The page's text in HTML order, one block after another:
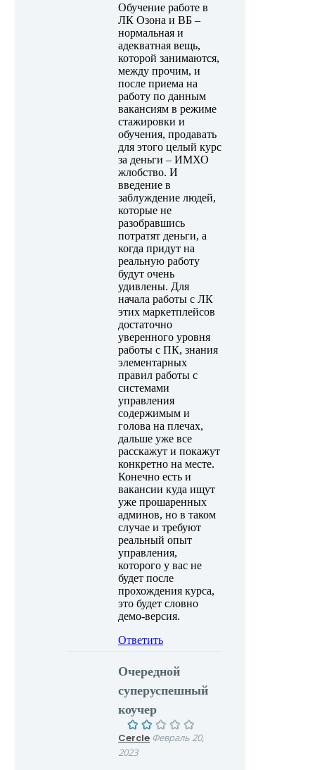
Обучение работе в
ЛК Озона и ВБ –
нормальная и
адекватная вещь,
которой занимаются,
между прочим, и
после приема на
работу по данным
вакансиям в режиме
стажировки и
обучения, продавать
для этого целый курс
за деньги – ИМХО
жлобство. И
введение в
заблуждение людей,
которые не
разобравшись
потратят деньги, а
когда придут на
реальную работу
будут очень
удивлены. Для
начала работы с ЛК
этих маркетплейсов
достаточно
уверенного уровня
работы с ПК, знания
элементарных
правил работы с
системами
управления
содержимым и
голова на плечах,
дальше уже все
расскажут и покажут
конкретно на месте.
Конечно есть и
вакансии куда ищут
уже прошаренных
админов, но в таком
случае и требуют
реальный опыт
управления,
которого у вас не
будет после
прохождения курса,
это будет словно
демо-версия.
Ответить
Очередной
суперуспешный
коучер
Cercle Февраль 20,
2023